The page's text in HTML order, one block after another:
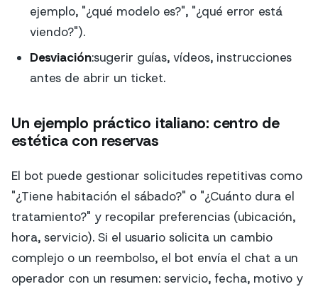
ejemplo, "¿qué modelo es?", "¿qué error está
viendo?").
Desviación:sugerir guías, vídeos, instrucciones
antes de abrir un ticket.
Un ejemplo práctico italiano: centro de
estética con reservas
El bot puede gestionar solicitudes repetitivas como
"¿Tiene habitación el sábado?" o "¿Cuánto dura el
tratamiento?" y recopilar preferencias (ubicación,
hora, servicio). Si el usuario solicita un cambio
complejo o un reembolso, el bot envía el chat a un
operador con un resumen: servicio, fecha, motivo y